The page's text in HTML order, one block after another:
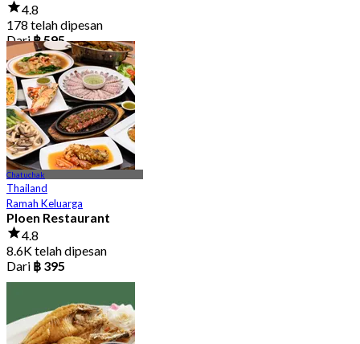
4.8
178 telah dipesan
Dari฿ 595
Chatuchak
Thailand
Ramah Keluarga
Ploen Restaurant
4.8
8.6K telah dipesan
Dari ฿ 395